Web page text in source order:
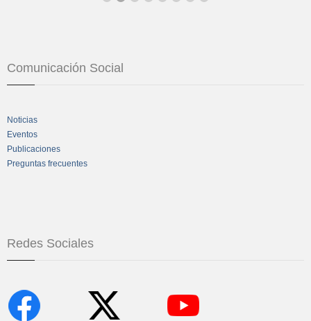
Comunicación Social
Noticias
Eventos
Publicaciones
Preguntas frecuentes
Redes Sociales